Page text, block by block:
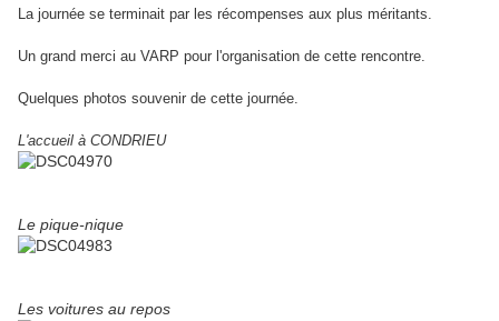
La journée se terminait par les récompenses aux plus méritants.
Un grand merci au VARP pour l'organisation de cette rencontre.
Quelques photos souvenir de cette journée.
L'accueil à CONDRIEU
Le pique-nique
Les voitures au repos